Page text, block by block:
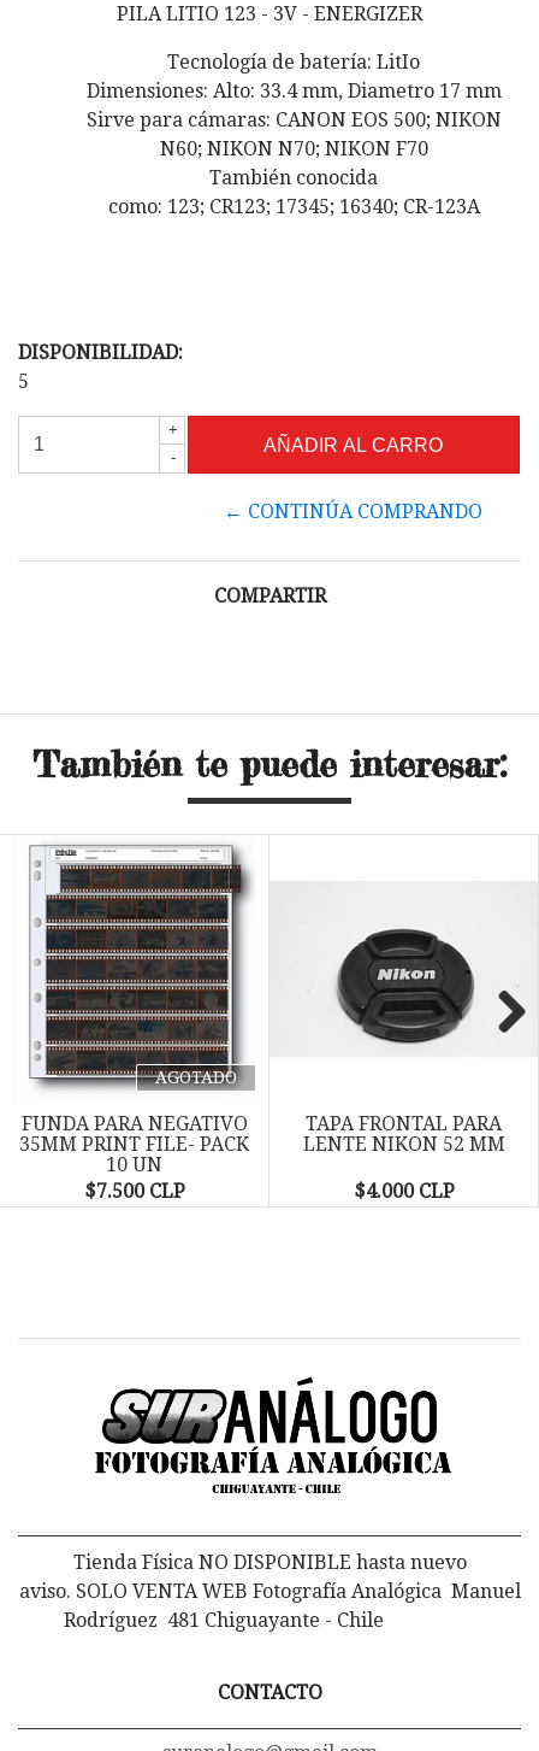
PILA LITIO 123 - 3V - ENERGIZER
Tecnología de batería: LitIo
Dimensiones: Alto: 33.4 mm, Diametro 17 mm
Sirve para cámaras: CANON EOS 500; NIKON
N60; NIKON N70; NIKON F70
También conocida
como: 123; CR123; 17345; 16340; CR-123A
DISPONIBILIDAD:
5
+
-
← CONTINÚA COMPRANDO
COMPARTIR
También te puede interesar:
AGOTADO
FUNDA PARA NEGATIVO
35MM PRINT FILE- PACK
10 UN
$7.500 CLP
TAPA FRONTAL PARA
LENTE NIKON 52 MM
$4.000 CLP
Tienda Física NO DISPONIBLE hasta nuevo
aviso. SOLO VENTA WEB Fotografía Analógica Manuel
Rodríguez 481 Chiguayante - Chile
CONTACTO